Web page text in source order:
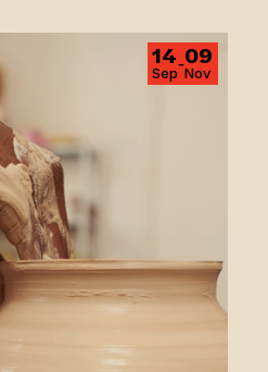
14
Sep‑09
Nov